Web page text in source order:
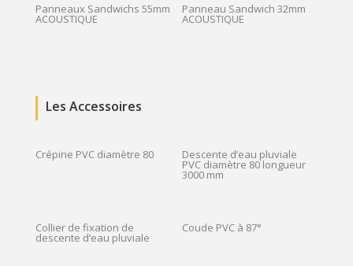
Panneaux Sandwichs 55mm
ACOUSTIQUE
Panneau Sandwich 32mm
ACOUSTIQUE
Les Accessoires
Crépine PVC diamètre 80 Descente d’eau pluviale
PVC diamètre 80 longueur
3000 mm
Collier de fixation de
descente d’eau pluviale
Coude PVC à 87°